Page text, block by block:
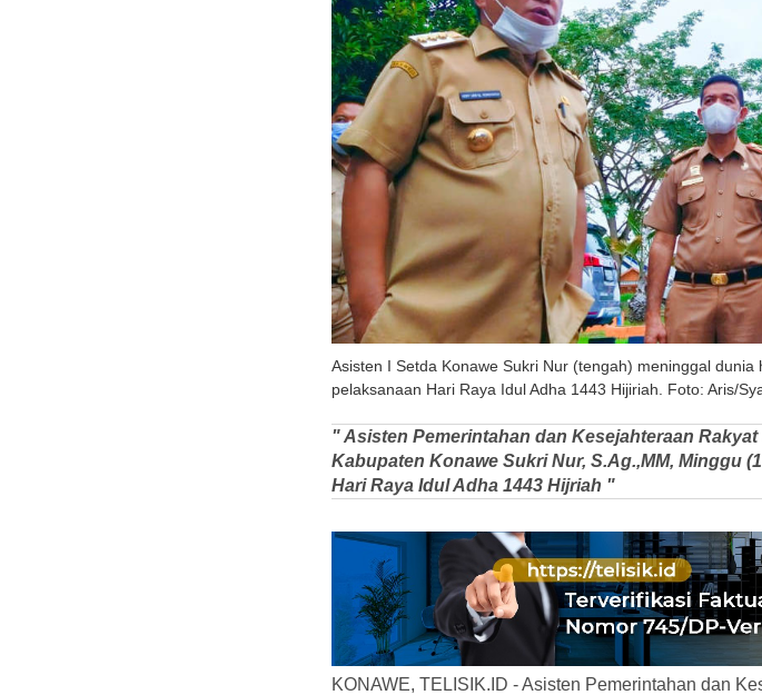
Asisten I Setda Konawe Sukri Nur (tengah) meninggal
pelaksanaan Hari Raya Idul Adha 1443 Hijiriah. Foto: Aris/
" Asisten Pemerintahan dan Kesejahteraan
Kabupaten Konawe Sukri Nur, S.Ag.,MM, Minggu
Hari Raya Idul Adha 1443 Hijriah "
KONAWE, TELISIK.ID - Asisten Pemerintahan dan